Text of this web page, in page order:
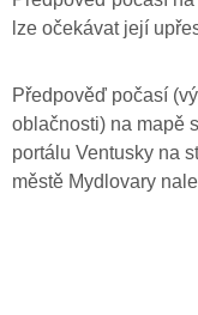
lze očekávat její
Předpověď počasí
oblačnosti) na mapě
portálu Ventusky na
městě Mydlovary